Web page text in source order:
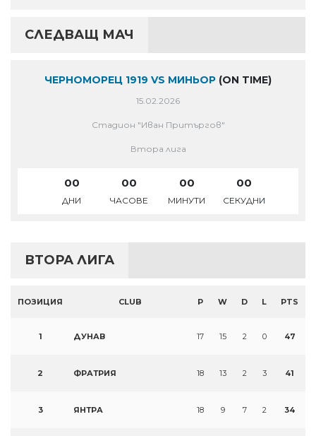
СЛЕДВАЩ МАЧ
ЧЕРНОМОРЕЦ 1919 VS МИНЬОР (ON TIME)
15.02.2026
Стадион "Иван Притъргов"
Втора лига
00
ДНИ
00
ЧАСОВЕ
00
МИНУТИ
00
СЕКУДНИ
ВТОРА ЛИГА
ПОЗИЦИЯ CLUB P W D L PTS
1 ДУНАВ 17 15 2 0 47
2 ФРАТРИЯ 18 13 2 3 41
3 ЯНТРА 18 9 7 2 34